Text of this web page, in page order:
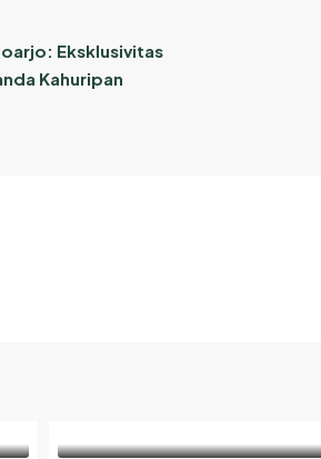
Eksklusivitas
Kahuripan